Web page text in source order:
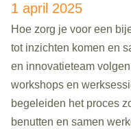
1 april 2025
Hoe zorg je voor een
tot inzichten komen en
en innovatieteam
workshops en
begeleiden het proces
benutten en samen